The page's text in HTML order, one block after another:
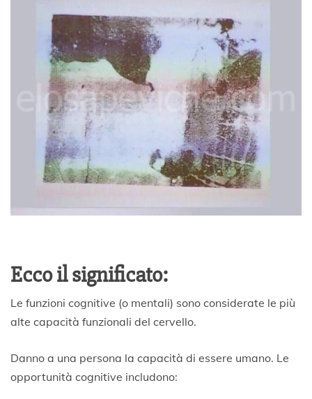
Ecco il significato:
Le funzioni cognitive (o mentali) sono considerate le più
alte capacità funzionali del cervello.
Danno a una persona la capacità di essere umano. Le
opportunità cognitive includono: